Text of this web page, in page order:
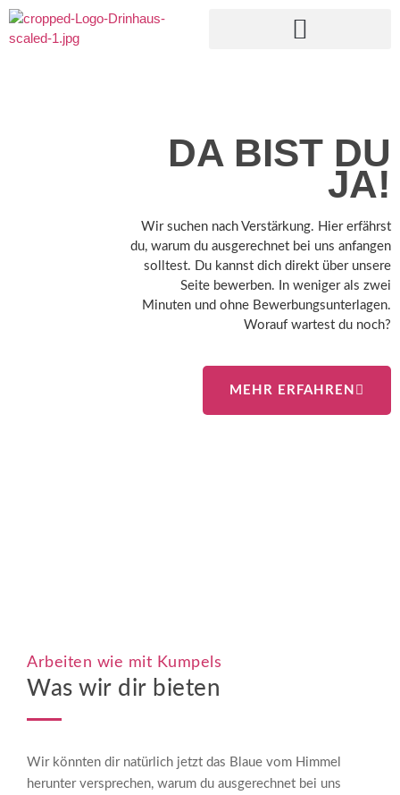
DA BIST DU
JA!
Wir suchen nach Verstärkung. Hier erfährst
du, warum du ausgerechnet bei uns anfangen
solltest. Du kannst dich direkt über unsere
Seite bewerben. In weniger als zwei
Minuten und ohne Bewerbungsunterlagen.
Worauf wartest du noch?
MEHR ERFAHREN
Arbeiten wie mit Kumpels
Was wir dir bieten
Wir könnten dir natürlich jetzt das Blaue vom Himmel
herunter versprechen, warum du ausgerechnet bei uns